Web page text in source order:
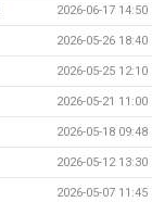
2026-06-17 14:50
2026-05-26 18:40
2026-05-25 12:10
2026-05-21 11:00
2026-05-18 09:48
2026-05-12 13:30
2026-05-07 11:45